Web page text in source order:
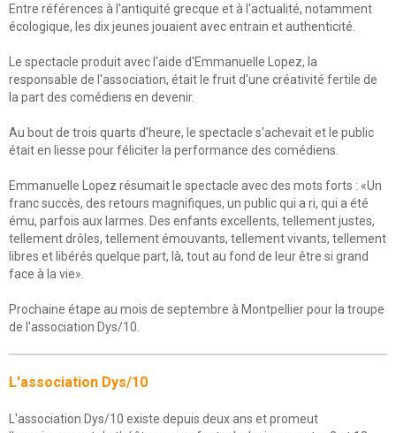
Entre références à l'antiquité grecque et à l'actualité, notamment
écologique, les dix jeunes jouaient avec entrain et authenticité.
Le spectacle produit avec l'aide d'Emmanuelle Lopez, la
responsable de l'association, était le fruit d'une créativité fertile de
la part des comédiens en devenir.
Au bout de trois quarts d'heure, le spectacle s'achevait et le public
était en liesse pour féliciter la performance des comédiens.
Emmanuelle Lopez résumait le spectacle avec des mots forts : «Un
franc succès, des retours magnifiques, un public qui a ri, qui a été
ému, parfois aux larmes. Des enfants excellents, tellement justes,
tellement drôles, tellement émouvants, tellement vivants, tellement
libres et libérés quelque part, là, tout au fond de leur être si grand
face à la vie».
Prochaine étape au mois de septembre à Montpellier pour la troupe
de l'association Dys/10.
L'association Dys/10
L'association Dys/10 existe depuis deux ans et promeut